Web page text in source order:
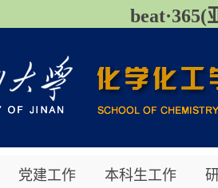
党建工作 本科生工作